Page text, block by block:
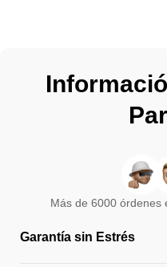
Más de 6000 órdenes
Garantía sin Estrés